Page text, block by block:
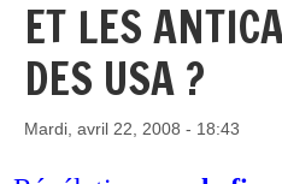
ET LES
DES USA ?
Mardi, avril 22, 2008 - 18:43